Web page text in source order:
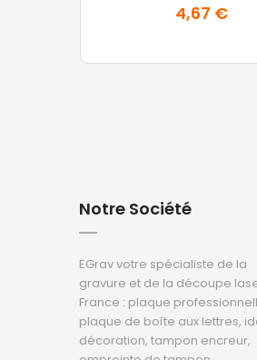
4,67 €
Notre Société
EGrav votre spécialiste de la
gravure et de la découpe
France : plaque
plaque de boîte aux lettres,
décoration, tampon encreur,